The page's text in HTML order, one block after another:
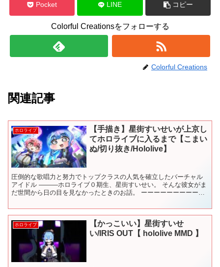
Pocket LINE コピー
Colorful Creationsをフォローする
Colorful Creations
関連記事
ホロライブ
【手描き】星街すいせいが上京し
てホロライブに入るまで【こまい
ぬ/切り抜き/Hololive】
圧倒的な歌唱力と努力でトップクラスの人気を確立したバーチャル
アイドル ―――ホロライブ０期生、星街すいせい。 そんな彼女がま
だ世間から日の目を見なかったときのお話。 ーーーーーーーーーー
ホロライブ
【かっこいい】星街すいせ
い/IRIS OUT【 hololive MMD 】